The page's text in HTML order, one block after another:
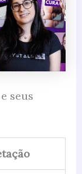
seus